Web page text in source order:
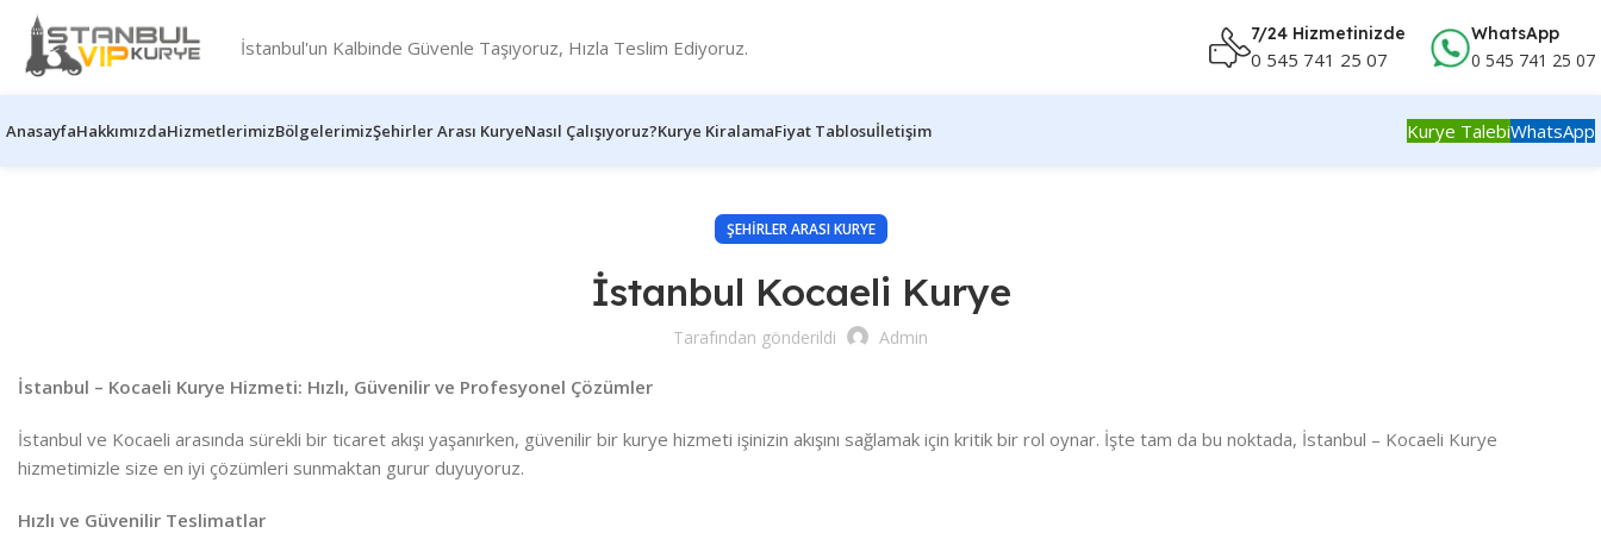
İstanbul'un Kalbinde Güvenle Taşıyoruz, Hızla Teslim Ediyoruz.
7/24 Hizmetinizde
0 545 741 25 07
WhatsApp
0 545 741 25 07
AnasayfaHakkımızdaHizmetlerimizBölgelerimizŞehirler Arası KuryeNasıl Çalışıyoruz?Kurye KiralamaFiyat Tablosuİletişim Kurye TalebiWhatsApp
ŞEHIRLER ARASI KURYE
İstanbul Kocaeli Kurye
Tarafından gönderildi Admin
İstanbul – Kocaeli Kurye Hizmeti: Hızlı, Güvenilir ve Profesyonel Çözümler
İstanbul ve Kocaeli arasında sürekli bir ticaret akışı yaşanırken, güvenilir bir kurye hizmeti işinizin akışını sağlamak için kritik bir rol oynar. İşte tam da bu noktada, İstanbul – Kocaeli Kurye
hizmetimizle size en iyi çözümleri sunmaktan gurur duyuyoruz.
Hızlı ve Güvenilir Teslimatlar